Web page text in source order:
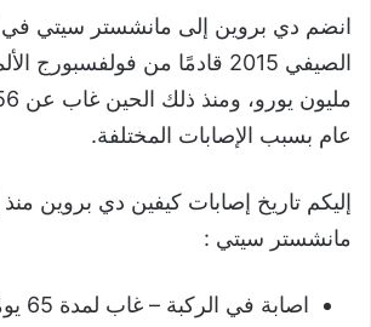
انضم دي بروين إلى مانشستر سيتي في
عام بسبب الإصابات المختلفة.
إليكم تاريخ إصابات كيفين دي بروين
مانشستر سيتي :